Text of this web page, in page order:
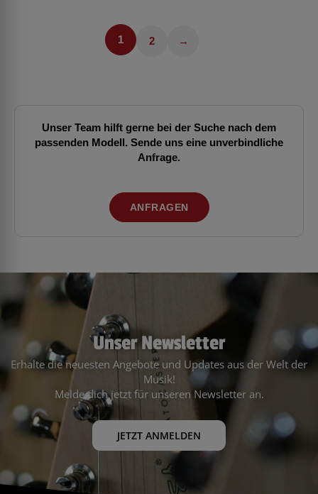
1 2 →
Unser Team hilft gerne bei der Suche nach dem
passenden Modell. Sende uns eine unverbindliche
Anfrage.
ANFRAGEN
Unser Newsletter
Erhalte die neuesten Angebote und Updates aus der Welt der
Musik!
Melde dich jetzt für unseren Newsletter an.
JETZT ANMELDEN